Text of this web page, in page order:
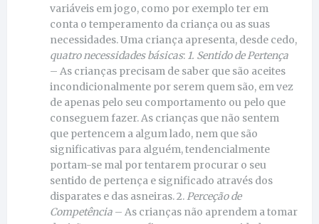
variáveis em jogo, como por exemplo ter em
conta o temperamento da criança ou as suas
necessidades. Uma criança apresenta, desde cedo,
quatro necessidades básicas: 1. Sentido de Pertença
– As crianças precisam de saber que são aceites
incondicionalmente por serem quem são, em vez
de apenas pelo seu comportamento ou pelo que
conseguem fazer. As crianças que não sentem
que pertencem a algum lado, nem que são
significativas para alguém, tendencialmente
portam-se mal por tentarem procurar o seu
sentido de pertença e significado através dos
disparates e das asneiras. 2. Perceção de
Competência – As crianças não aprendem a tomar